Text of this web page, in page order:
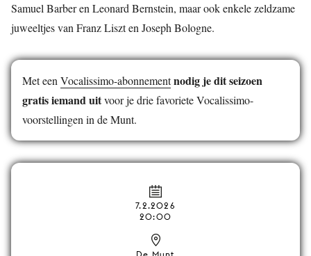
Samuel Barber en Leonard Bernstein, maar ook enkele zeldzame
juweeltjes van Franz Liszt en Joseph Bologne.
Met een Vocalissimo-abonnementnodig je dit seizoen
gratis iemand uitvoor je drie favoriete Vocalissimo-
voorstellingen in de Munt.
7.2.2026
20:00